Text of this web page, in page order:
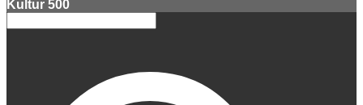
Kultur 500